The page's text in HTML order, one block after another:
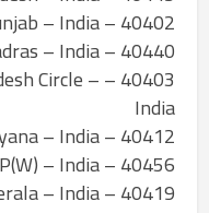
40402 – AirTel – Punjab – India
40440 – AirTel – City Of Madras – India
Circle –
India
40412 – ESCOTEL Haryana – India
40456 – ESCOTEL UP(W) – India
40419 – ESCOTEL Kerala – India